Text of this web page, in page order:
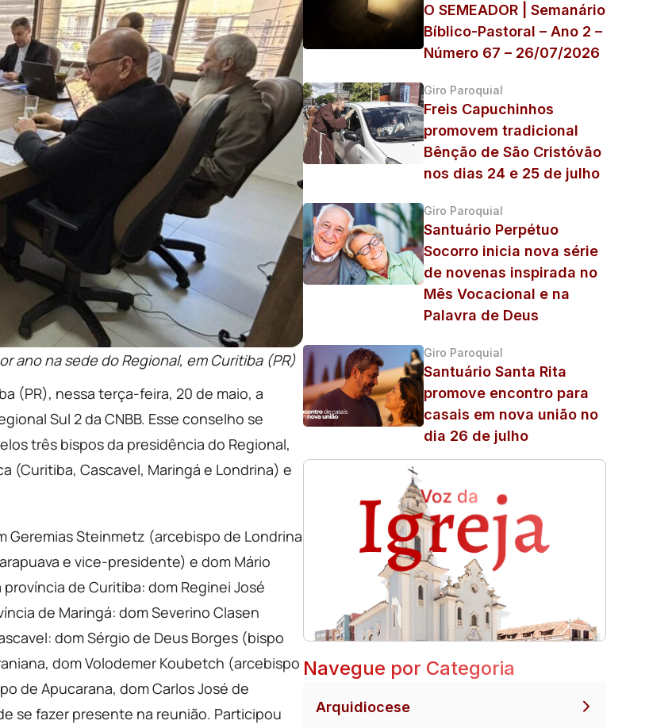
ano na sede do Regional, em Curitiba (PR)
(PR), nessa terça-feira, 20 de maio, a
Sul 2 da CNBB. Esse conselho se
três bispos da presidência do Regional,
(Curitiba, Cascavel, Maringá e Londrina) e
Geremias Steinmetz (arcebispo de Londrina
e vice-presidente) e dom Mário
de Curitiba: dom Reginei José
de Maringá: dom Severino Clasen
dom Sérgio de Deus Borges (bispo
dom Volodemer Koubetch (arcebispo
de Apucarana, dom Carlos José de
se fazer presente na reunião. Participou
O SEMEADOR | Semanário
Bíblico-Pastoral – Ano 2 –
Número 67 – 26/07/2026
Giro Paroquial
Freis Capuchinhos
promovem tradicional
Bênção de São Cristóvão
nos dias 24 e 25 de julho
Giro Paroquial
Santuário Perpétuo
Socorro inicia nova série
de novenas inspirada no
Mês Vocacional e na
Palavra de Deus
Giro Paroquial
Santuário Santa Rita
promove encontro para
casais em nova união no
dia 26 de julho
Navegue por Categoria
Arquidiocese